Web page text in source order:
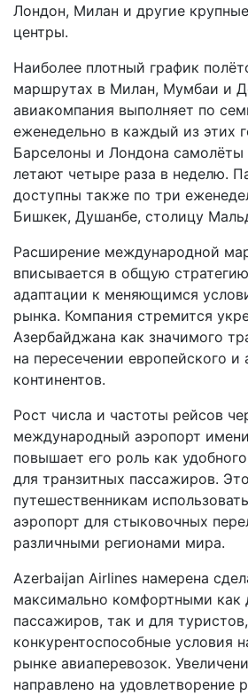
Лондон, Милан и другие
центры.
Наиболее плотный график
маршрутах в Милан, Мумбаи и
авиакомпания выполняет по
еженедельно в каждый из этих
Барселоны и Лондона самолёты
летают четыре раза в неделю.
доступны также по три
Бишкек, Душанбе, столицу
Расширение международной
вписывается в общую
адаптации к меняющимся
рынка. Компания стремится
Азербайджана как значимого
на пересечении европейского и
континентов.
Рост числа и частоты рейсов
международный аэропорт
повышает его роль как
для транзитных пассажиров.
путешественникам
аэропорт для стыковочных
различными регионами мира.
Azerbaijan Airlines намерена
максимально комфортными как
пассажиров, так и для
конкурентоспособные условия
рынке авиаперевозок.
направлено на удовлетворение